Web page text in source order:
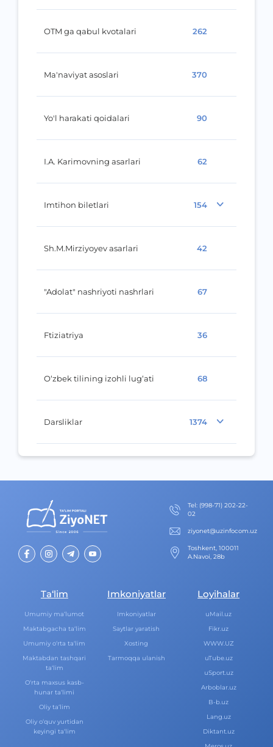
OTM ga qabul kvotalari 262
Ma'naviyat asoslari 370
Yo'l harakati qoidalari 90
I.A. Karimovning asarlari 62
Imtihon biletlari 154
Sh.M.Mirziyoyev asarlari 42
"Adolat" nashriyoti nashrlari 67
Ftiziatriya 36
O‘zbek tilining izohli lug‘ati 68
Darsliklar 1374
Теl: (998-71) 202-22-
02
ziyonet@uzinfocom.uz
Toshkent, 100011
A.Navoi, 28b
Ta‘lim
Umumiy ma‘lumot
Maktabgacha ta‘lim
Umumiy o‘rta ta‘lim
Maktabdan tashqari
ta‘lim
O‘rta maxsus kasb-
hunar ta‘limi
Oliy ta‘lim
Oliy o‘quv yurtidan
keyingi ta‘lim
Imkoniyatlar
Imkoniyatlar
Saytlar yaratish
Xosting
Tarmoqqa ulanish
Loyihalar
uMail.uz
Fikr.uz
WWW.UZ
uTube.uz
uSport.uz
Arboblar.uz
B-b.uz
Lang.uz
Diktant.uz